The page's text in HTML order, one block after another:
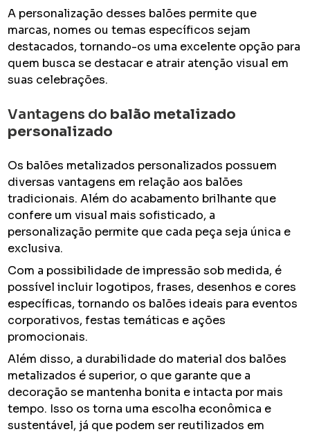
A personalização desses balões permite que
marcas, nomes ou temas específicos sejam
destacados, tornando-os uma excelente opção para
quem busca se destacar e atrair atenção visual em
suas celebrações.
Vantagens do balão metalizado
personalizado
Os balões metalizados personalizados possuem
diversas vantagens em relação aos balões
tradicionais. Além do acabamento brilhante que
confere um visual mais sofisticado, a
personalização permite que cada peça seja única e
exclusiva.
Com a possibilidade de impressão sob medida, é
possível incluir logotipos, frases, desenhos e cores
específicas, tornando os balões ideais para eventos
corporativos, festas temáticas e ações
promocionais.
Além disso, a durabilidade do material dos balões
metalizados é superior, o que garante que a
decoração se mantenha bonita e intacta por mais
tempo. Isso os torna uma escolha econômica e
sustentável, já que podem ser reutilizados em